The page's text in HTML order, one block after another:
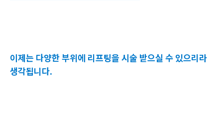
이제는 다양한 부위에 리프팅을 시술 받으실 수 있으리라
생각됩니다.